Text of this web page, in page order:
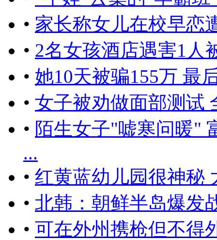
• 家长称女儿在校早恋
• 2名女孩酒店遇害1人
• 她10天被骗155万 最
• 女子被劝做面部测试
• 陌生女子"嘘寒问暖"
...
• 红黄蓝幼儿园很神秘
• 北韩：朝鲜半岛爆发
• 可在外州携枪但不得